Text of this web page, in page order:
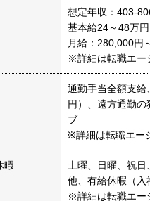
想定年収：403-
基本給24～48万円
月給：280,000円
※詳細は転職エー
通勤手当全額支
円）、遠方通勤
ブ
※詳細は転職エー
暇
土曜、日曜、祝
他、有給休暇（入
※詳細は転職エー